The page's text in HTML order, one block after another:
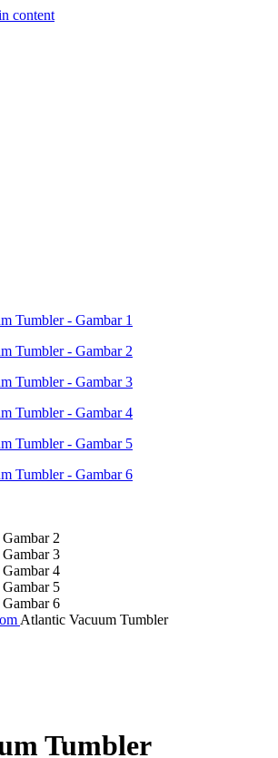
content
Atlantic Vacuum Tumbler
Tumbler